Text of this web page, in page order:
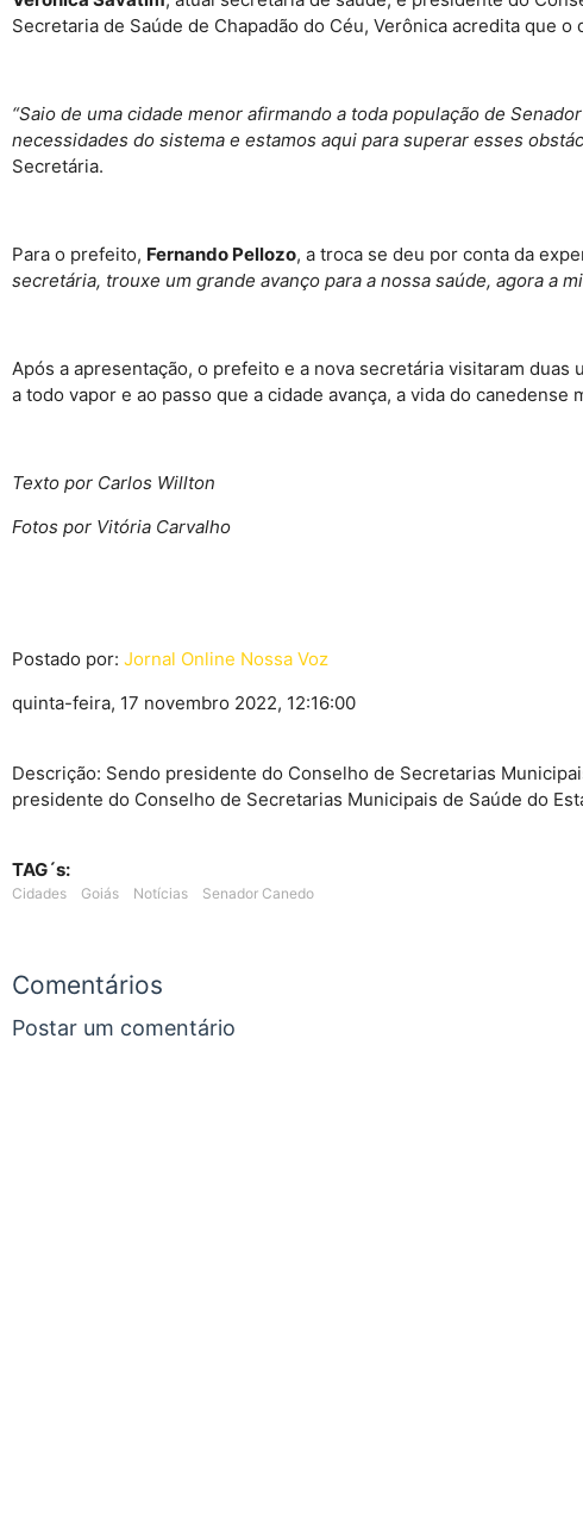
Secretaria de Saúde de Chapadão do Céu, Verônica acredita que
“Saio de uma cidade menor afirmando a toda população de
necessidades do sistema e estamos aqui para superar esses
Secretária.
Para o prefeito, Fernando Pellozo, a troca se deu por conta da
secretária, trouxe um grande avanço para a nossa saúde, agora a
Após a apresentação, o prefeito e a nova secretária visitaram duas
a todo vapor e ao passo que a cidade avança, a vida do canedense
Texto por Carlos Willton
Fotos por Vitória Carvalho
Postado por: Jornal Online Nossa Voz
quinta-feira, 17 novembro 2022, 12:16:00
Descrição: Sendo presidente do Conselho de Secretarias
presidente do Conselho de Secretarias Municipais de Saúde do
TAG´s:
Cidades Goiás Notícias Senador Canedo
Comentários
Postar um comentário